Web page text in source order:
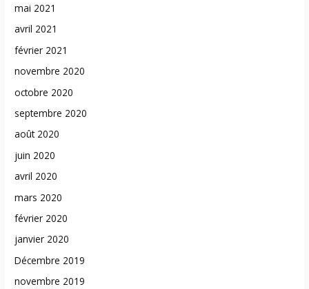
mai 2021
avril 2021
février 2021
novembre 2020
octobre 2020
septembre 2020
août 2020
juin 2020
avril 2020
mars 2020
février 2020
janvier 2020
Décembre 2019
novembre 2019